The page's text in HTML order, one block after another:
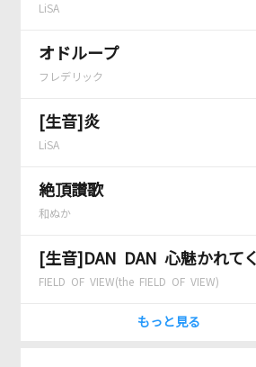
LiSA
オドループ
フレデリック
[生音]炎
LiSA
絶頂讃歌
和ぬか
[生音]DAN DAN 心魅かれてく
FIELD OF VIEW(the FIELD OF VIEW)
もっと見る